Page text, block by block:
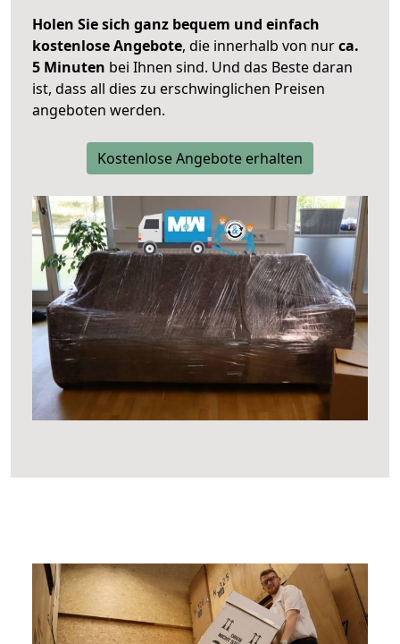
Holen Sie sich ganz bequem und einfach
kostenlose Angebote, die innerhalb von nurca.
5 Minuten bei Ihnen sind. Und das Beste daran
ist, dass all dies zu erschwinglichen Preisen
angeboten werden.
Kostenlose Angebote erhalten